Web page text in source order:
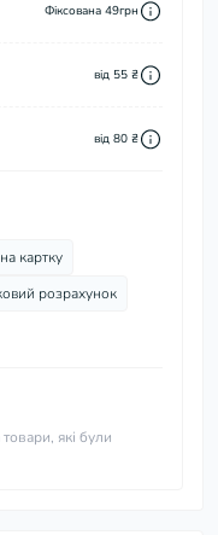
Фіксована 49грн
від 55 ₴
від 80 ₴
картку
розрахунок
які були